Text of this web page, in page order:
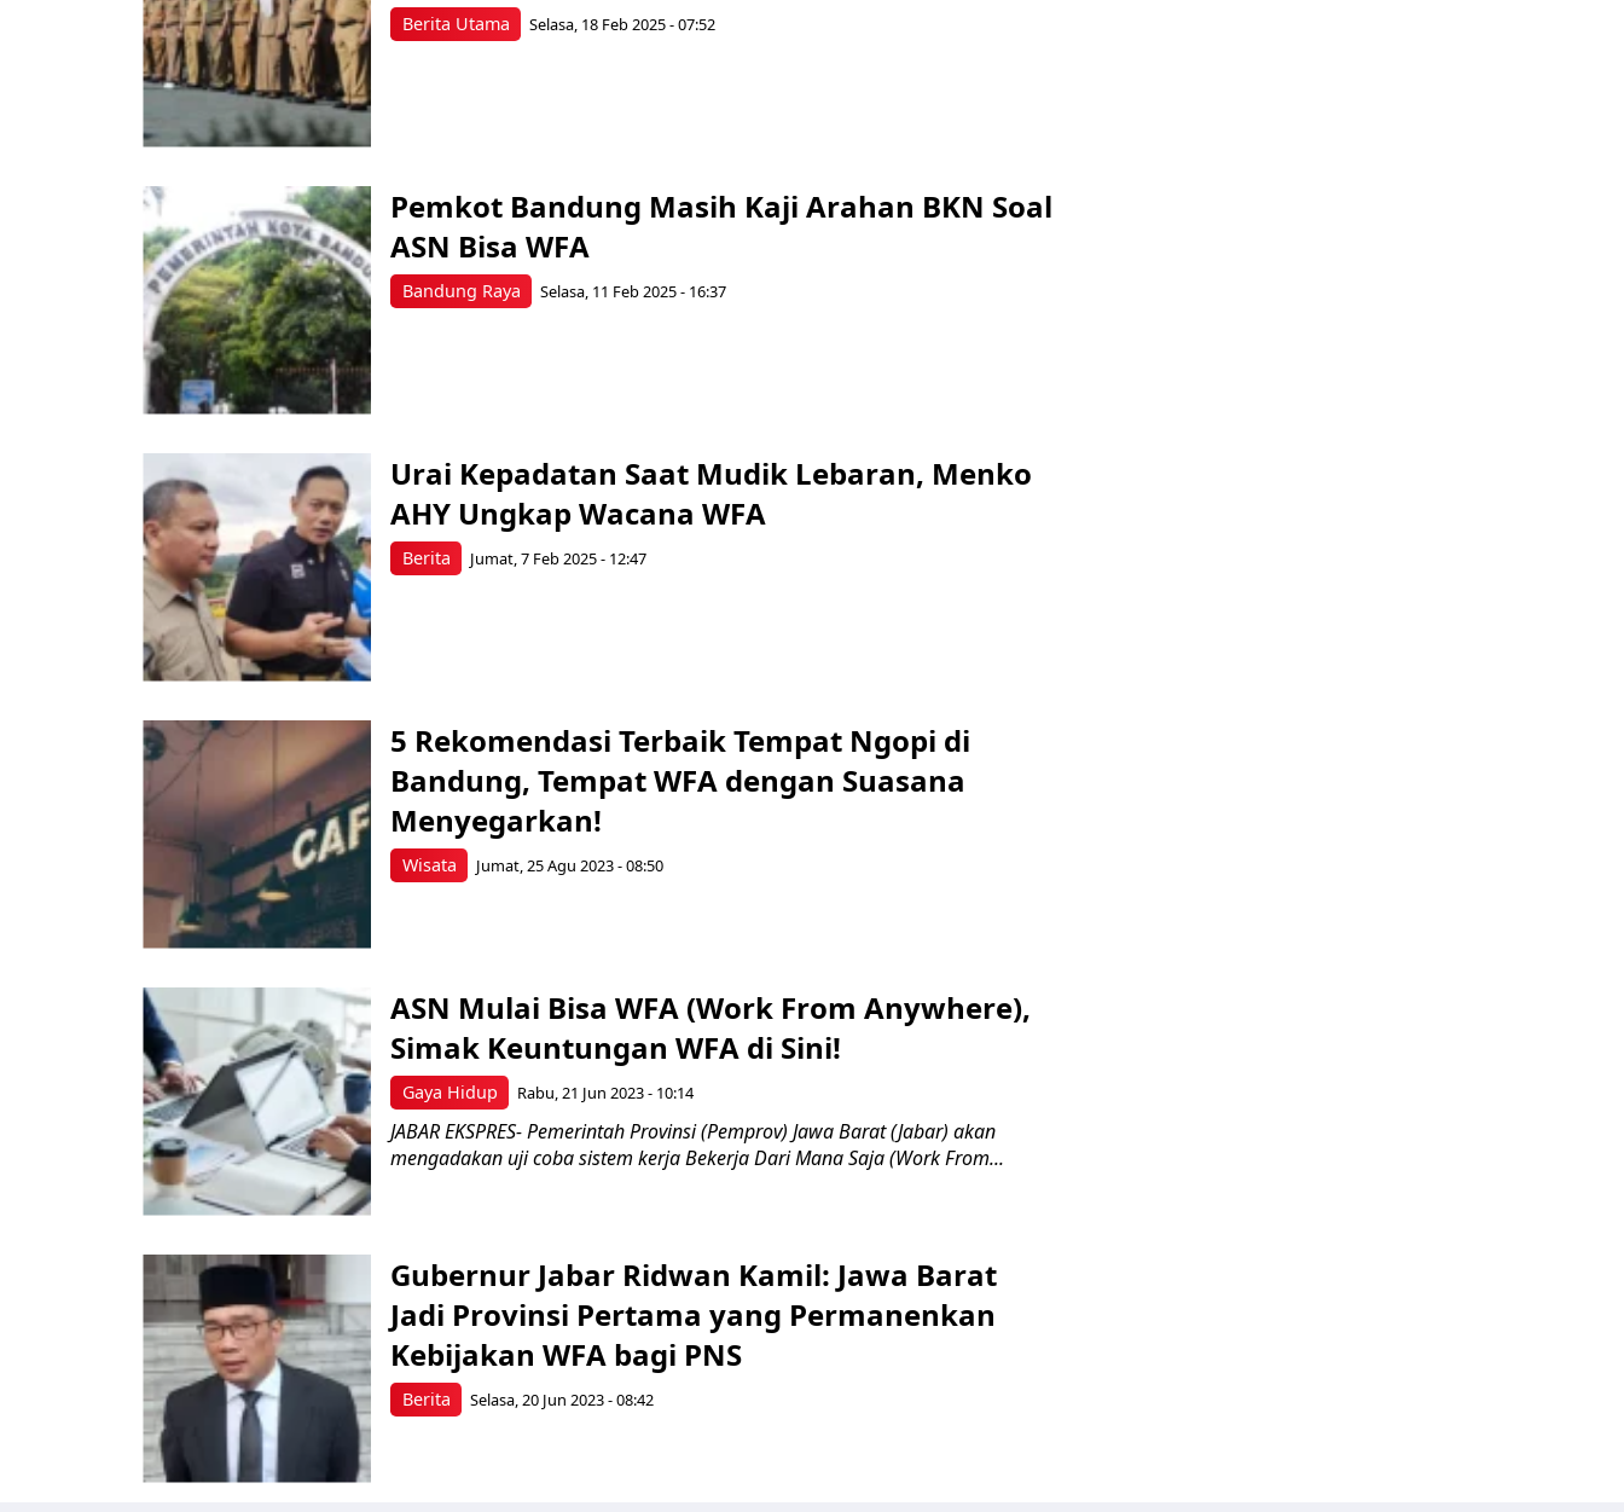
Berita Utama Selasa, 18 Feb 2025 - 07:52
Bandung Raya
Pemkot Bandung Masih Kaji Arahan BKN Soal
ASN Bisa WFA
Selasa, 11 Feb 2025 - 16:37
Berita
Urai Kepadatan Saat Mudik Lebaran, Menko
AHY Ungkap Wacana WFA
Jumat, 7 Feb 2025 - 12:47
Wisata
5 Rekomendasi Terbaik Tempat Ngopi di
Bandung, Tempat WFA dengan Suasana
Menyegarkan!
Jumat, 25 Agu 2023 - 08:50
Gaya Hidup
ASN Mulai Bisa WFA (Work From Anywhere),
Simak Keuntungan WFA di Sini!
Rabu, 21 Jun 2023 - 10:14
JABAR EKSPRES- Pemerintah Provinsi (Pemprov) Jawa Barat (Jabar) akan
mengadakan uji coba sistem kerja Bekerja Dari Mana Saja (Work From...
Berita
Gubernur Jabar Ridwan Kamil: Jawa Barat
Jadi Provinsi Pertama yang Permanenkan
Kebijakan WFA bagi PNS
Selasa, 20 Jun 2023 - 08:42